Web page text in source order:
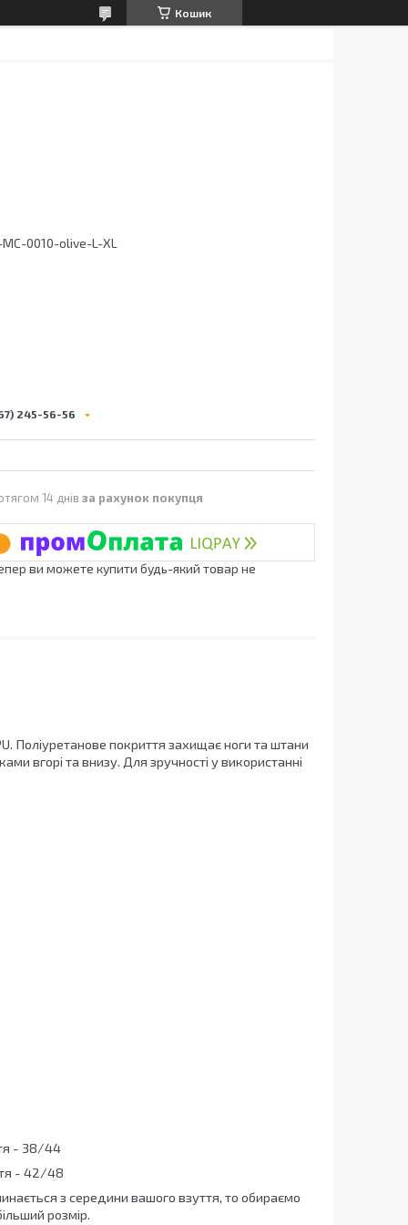
Кошик
0010-olive-L-XL
245-56-56
14 днів за рахунок покупця
ви можете купити будь-який товар не
Поліуретанове покриття захищає ноги та штани
вгорі та внизу. Для зручності у використанні
- 38/44
- 42/48
з середини вашого взуття, то обираємо
розмір.